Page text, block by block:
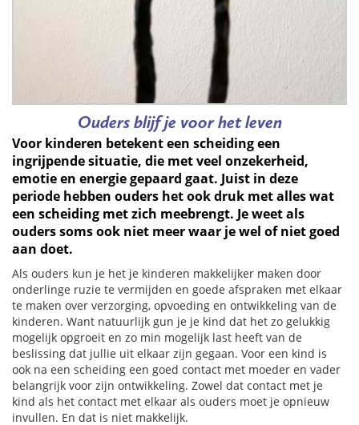
Ouders blijf je voor het leven
Voor kinderen betekent een scheiding een
ingrijpende situatie, die met veel onzekerheid,
emotie en energie gepaard gaat. Juist in deze
periode hebben ouders het ook druk met alles wat
een scheiding met zich meebrengt. Je weet als
ouders soms ook niet meer waar je wel of niet goed
aan doet.
Als ouders kun je het je kinderen makkelijker maken door
onderlinge ruzie te vermijden en goede afspraken met elkaar
te maken over verzorging, opvoeding en ontwikkeling van de
kinderen. Want natuurlijk gun je je kind dat het zo gelukkig
mogelijk opgroeit en zo min mogelijk last heeft van de
beslissing dat jullie uit elkaar zijn gegaan. Voor een kind is
ook na een scheiding een goed contact met moeder en vader
belangrijk voor zijn ontwikkeling. Zowel dat contact met je
kind als het contact met elkaar als ouders moet je opnieuw
invullen. En dat is niet makkelijk.